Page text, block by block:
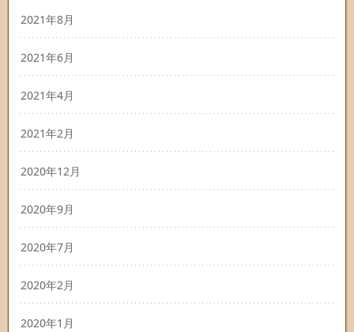
2021年8月
2021年6月
2021年4月
2021年2月
2020年12月
2020年9月
2020年7月
2020年2月
2020年1月